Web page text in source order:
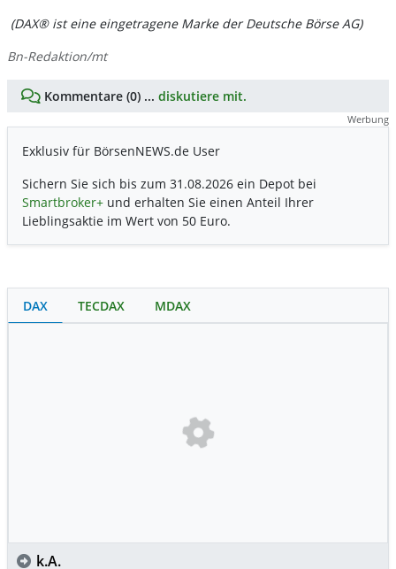
(DAX® ist eine eingetragene Marke der Deutsche Börse AG)
Bn-Redaktion/mt
Kommentare (0) ... diskutiere mit.
Werbung
Exklusiv für BörsenNEWS.de User
Sichern Sie sich bis zum 31.08.2026 ein Depot bei
Smartbroker+ und erhalten Sie einen Anteil Ihrer
Lieblingsaktie im Wert von 50 Euro.
DAX TECDAX MDAX
k.A.